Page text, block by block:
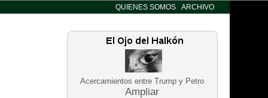
QUIENES SOMOS ARCHIVO
Acercamientos entre Trump y Petro
Ampliar